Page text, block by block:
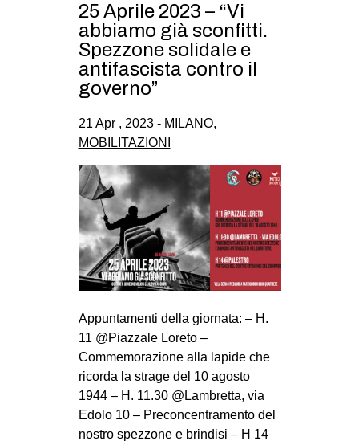
25 Aprile 2023 – “Vi
abbiamo già sconfitti.
Spezzone solidale e
antifascista contro il
governo”
21 Apr , 2023 - MILANO,
MOBILITAZIONI
Appuntamenti della giornata: – H.
11 @Piazzale Loreto –
Commemorazione alla lapide che
ricorda la strage del 10 agosto
1944 – H. 11.30 @Lambretta, via
Edolo 10 – Preconcentramento del
nostro spezzone e brindisi – H 14